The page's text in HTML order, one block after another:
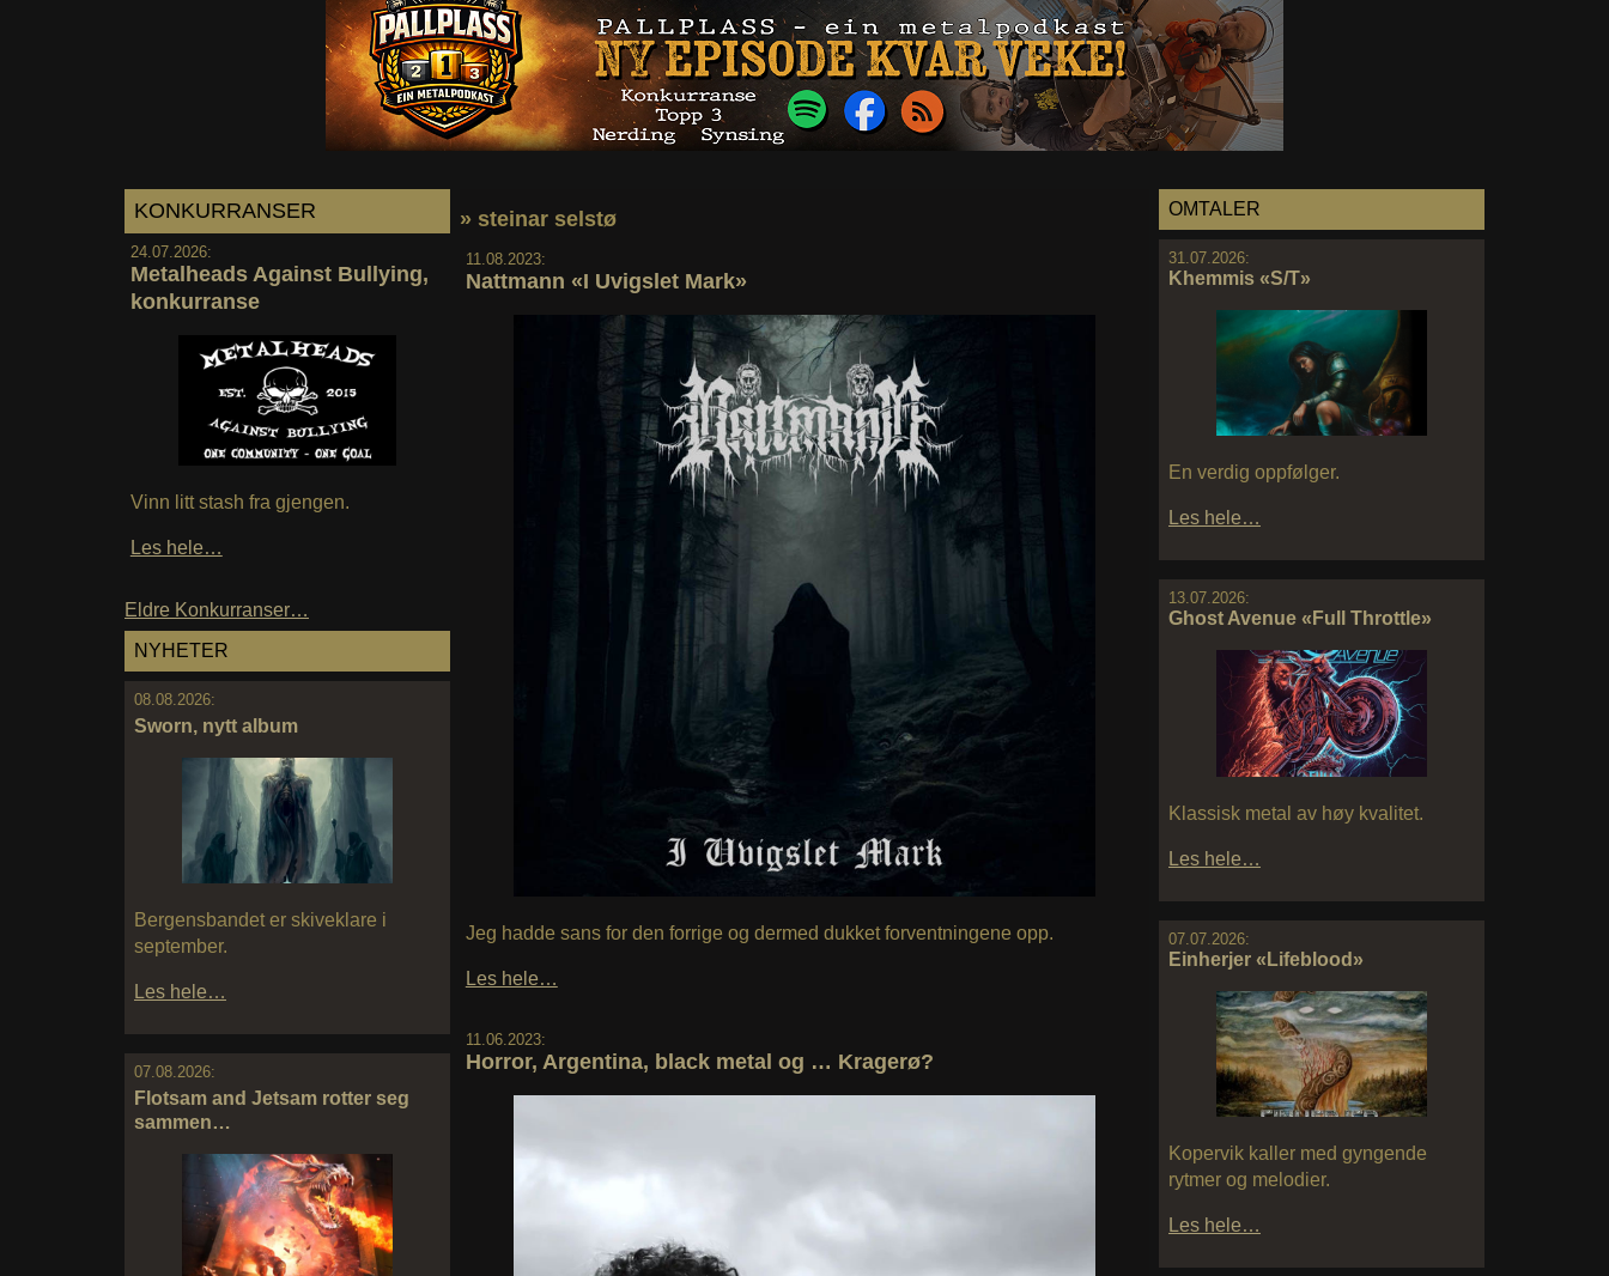
KONKURRANSER
24.07.2026:
Metalheads Against Bullying,
konkurranse
Vinn litt stash fra gjengen.
Les hele…
Eldre Konkurranser…
NYHETER
08.08.2026:
Sworn, nytt album
Bergensbandet er skiveklare i
september.
Les hele…
07.08.2026:
Flotsam and Jetsam rotter seg
sammen…
OMTALER
31.07.2026:
Khemmis «S/T»
En verdig oppfølger.
Les hele…
13.07.2026:
Ghost Avenue «Full Throttle»
Klassisk metal av høy kvalitet.
Les hele…
07.07.2026:
Einherjer «Lifeblood»
Kopervik kaller med gyngende
rytmer og melodier.
Les hele…
» steinar selstø
11.08.2023:
Nattmann «I Uvigslet Mark»
Jeg hadde sans for den forrige og dermed dukket forventningene opp.
Les hele…
11.06.2023:
Horror, Argentina, black metal og … Kragerø?